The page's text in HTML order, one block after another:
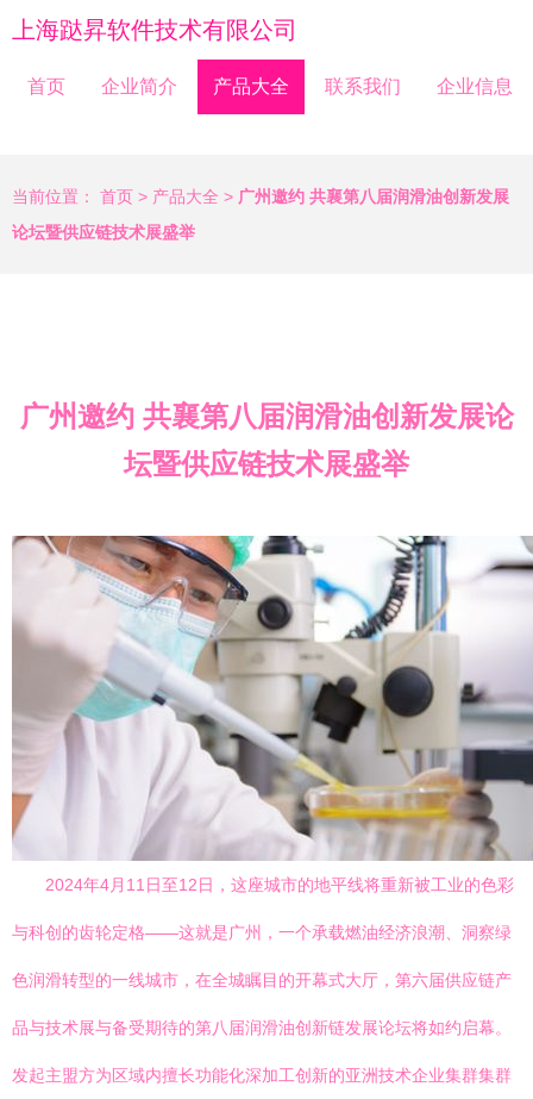
上海跶昇软件技术有限公司
首页 企业简介 产品大全 联系我们 企业信息
当前位置： 首页 > 产品大全 > 广州邀约 共襄第八届润滑油创新发展
论坛暨供应链技术展盛举
广州邀约 共襄第八届润滑油创新发展论
坛暨供应链技术展盛举
2024年4月11日至12日，这座城市的地平线将重新被工业的色彩
与科创的齿轮定格——这就是广州，一个承载燃油经济浪潮、洞察绿
色润滑转型的一线城市，在全城瞩目的开幕式大厅，第六届供应链产
品与技术展与备受期待的第八届润滑油创新链发展论坛将如约启幕。
发起主盟方为区域内擅长功能化深加工创新的亚洲技术企业集群集群